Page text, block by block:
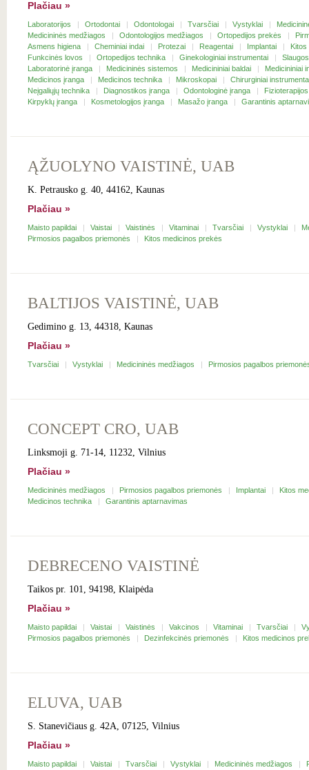
Plačiau »
Laboratorijos Ortodontai Odontologai Tvarsčiai Vystyklai
Medicininės medžiagos
Odontologijos medžiagos Ortopedijos prekės
Asmens higiena
Cheminiai indai Protezai Reagentai Implantai
Funkcinės lovos
Ortopedijos technika Ginekologiniai instrumentai
Laboratorinė įranga
Medicininės sistemos Medicininiai baldai
Medicininiai
Medicinos įranga
Medicinos technika Mikroskopai
Chirurginiai
Neįgaliųjų technika
Diagnostikos įranga Odontologinė įranga
Kirpyklų įranga
Kosmetologijos įranga Masažo įranga Garantinis
ĄŽUOLYNO VAISTINĖ, UAB
K. Petrausko g. 40, 44162, Kaunas
Plačiau »
Maisto papildai Vaistai Vaistinės Vitaminai Tvarsčiai Vystyklai
Pirmosios pagalbos priemonės
Kitos medicinos prekės
BALTIJOS VAISTINĖ, UAB
Gedimino g. 13, 44318, Kaunas
Plačiau »
Tvarsčiai Vystyklai Medicininės medžiagos Pirmosios pagalbos
CONCEPT CRO, UAB
Linksmoji g. 71-14, 11232, Vilnius
Plačiau »
Medicininės medžiagos Pirmosios pagalbos priemonės Implantai
Kitos
Medicinos technika
Garantinis aptarnavimas
DEBRECENO VAISTINĖ
Taikos pr. 101, 94198, Klaipėda
Plačiau »
Maisto papildai Vaistai Vaistinės Vakcinos Vitaminai Tvarsčiai
Pirmosios pagalbos priemonės
Dezinfekcinės priemonės Kitos medicinos
ELUVA, UAB
S. Stanevičiaus g. 42A, 07125, Vilnius
Plačiau »
Maisto papildai Vaistai Tvarsčiai Vystyklai Medicininės medžiagos